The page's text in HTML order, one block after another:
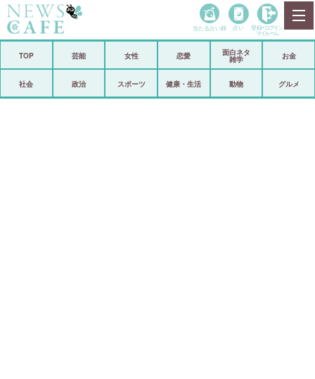
政治
当たる占い師 占い 登録• ログイン
マイルーム
TOP 芸能 女性 恋愛
面白ネタ
雑学
お金
社会 政治 スポーツ 健康・生活 動物 グルメ